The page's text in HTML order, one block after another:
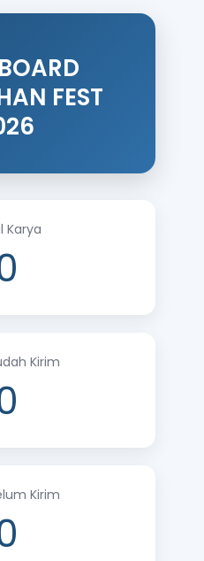
FEST
Karya
Kirim
Kirim